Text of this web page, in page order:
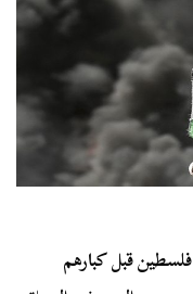
قبل كبارهم